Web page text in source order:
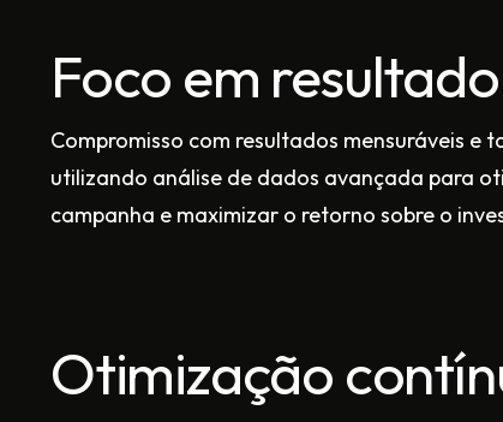
Foco em resultado
Compromisso com resultados mensuráveis e
utilizando análise de dados avançada para
campanha e maximizar o retorno sobre o
Otimização